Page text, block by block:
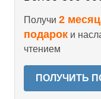
Получи 2
подарок и
чтением
ПОЛУЧИТЬ